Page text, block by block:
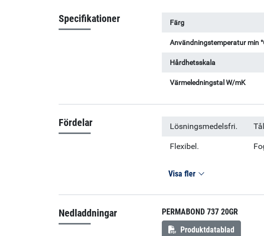
Specifikationer Färg
Användningstemperatur min
Hårdhetsskala
Värmeledningstal W/mK
Fördelar Lösningsmedelsfri.
Flexibel.
Visa fler
Nedladdningar
PERMABOND 737 20GR
Produktdatablad